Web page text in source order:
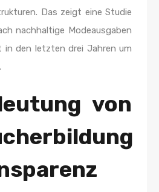
Das zeigt eine Studie
nachhaltige Modeausgaben
in den letzten drei Jahren um
von